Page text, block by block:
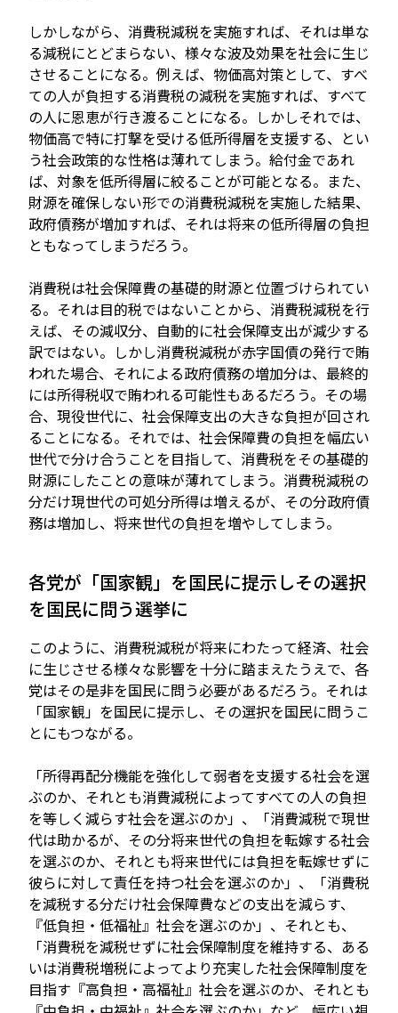
しかしながら、消費税減税を実施すれば、それは単な
る減税にとどまらない、様々な波及効果を社会に生じ
させることになる。例えば、物価高対策として、すべ
ての人が負担する消費税の減税を実施すれば、すべて
の人に恩恵が行き渡ることになる。しかしそれでは、
物価高で特に打撃を受ける低所得層を支援する、とい
う社会政策的な性格は薄れてしまう。給付金であれ
ば、対象を低所得層に絞ることが可能となる。また、
財源を確保しない形での消費税減税を実施した結果、
政府債務が増加すれば、それは将来の低所得層の負担
ともなってしまうだろう。
消費税は社会保障費の基礎的財源と位置づけられてい
る。それは目的税ではないことから、消費税減税を行
えば、その減収分、自動的に社会保障支出が減少する
訳ではない。しかし消費税減税が赤字国債の発行で賄
われた場合、それによる政府債務の増加分は、最終的
には所得税収で賄われる可能性もあるだろう。その場
合、現役世代に、社会保障支出の大きな負担が回され
ることになる。それでは、社会保障費の負担を幅広い
世代で分け合うことを目指して、消費税をその基礎的
財源にしたことの意味が薄れてしまう。消費税減税の
分だけ現世代の可処分所得は増えるが、その分政府債
務は増加し、将来世代の負担を増やしてしまう。
各党が「国家観」を国民に提示しその選択
を国民に問う選挙に
このように、消費税減税が将来にわたって経済、社会
に生じさせる様々な影響を十分に踏まえたうえで、各
党はその是非を国民に問う必要があるだろう。それは
「国家観」を国民に提示し、その選択を国民に問うこ
とにもつながる。
「所得再配分機能を強化して弱者を支援する社会を選
ぶのか、それとも消費減税によってすべての人の負担
を等しく減らす社会を選ぶのか」、「消費減税で現世
代は助かるが、その分将来世代の負担を転嫁する社会
を選ぶのか、それとも将来世代には負担を転嫁せずに
彼らに対して責任を持つ社会を選ぶのか」、「消費税
を減税する分だけ社会保障費などの支出を減らす、
『低負担・低福祉』社会を選ぶのか」、それとも、
「消費税を減税せずに社会保障制度を維持する、ある
いは消費税増税によってより充実した社会保障制度を
目指す『高負担・高福祉』社会を選ぶのか、それとも